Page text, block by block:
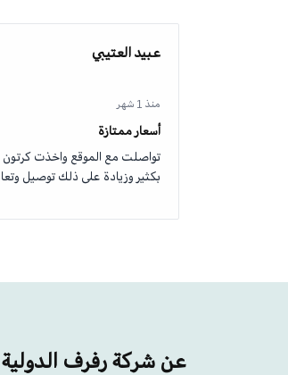
عبيد العتيبي
منذ 1 شهر
أسعار ممتازة
تواصلت مع الموقع واخذت
بكثير وزيادة على ذلك توصيل
عن شركة رفرف